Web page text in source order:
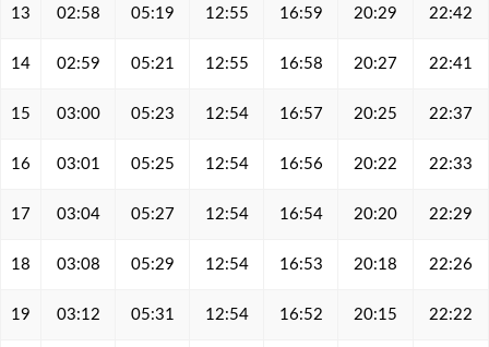
13 02:58 05:19 12:55 16:59 20:29 22:42
14 02:59 05:21 12:55 16:58 20:27 22:41
15 03:00 05:23 12:54 16:57 20:25 22:37
16 03:01 05:25 12:54 16:56 20:22 22:33
17 03:04 05:27 12:54 16:54 20:20 22:29
18 03:08 05:29 12:54 16:53 20:18 22:26
19 03:12 05:31 12:54 16:52 20:15 22:22